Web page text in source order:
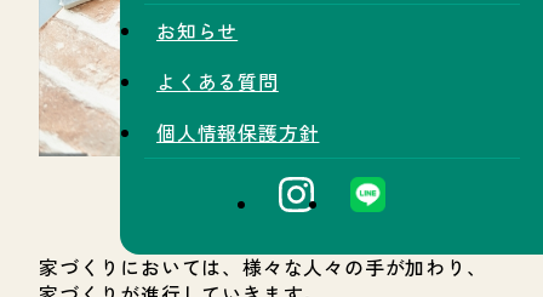
お知らせ
よくある質問
個人情報保護方針
家づくりにおいては、様々な人々の手が加わり、